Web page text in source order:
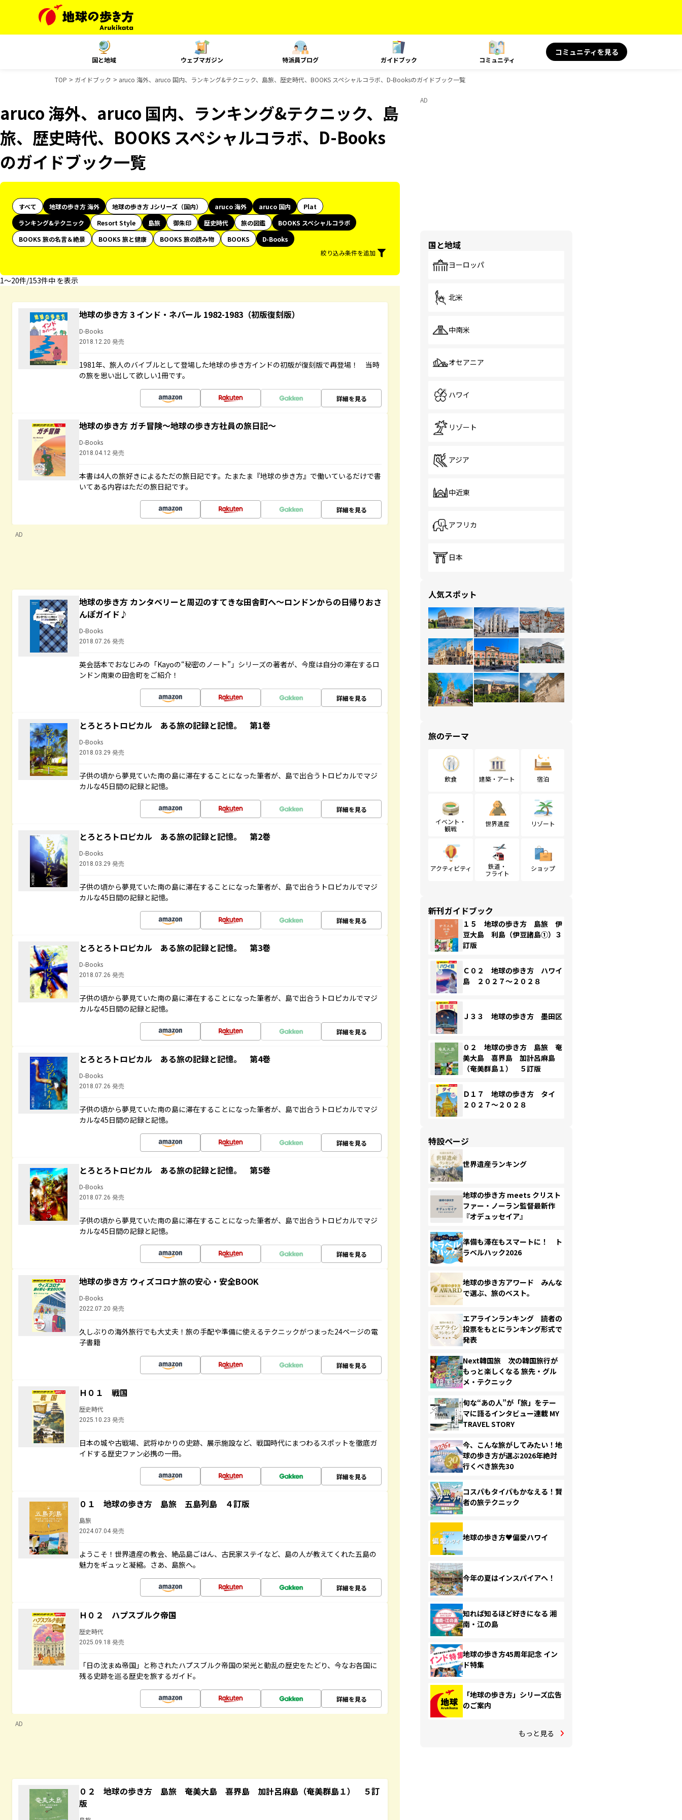
国と地域 ウェブマガジン 特派員ブログ ガイドブック コミュニティ
コミュニティを見る
TOP ガイドブック aruco 海外、aruco 国内、ランキング&テクニック、島旅、歴史時代、BOOKS スペシャルコラボ、D-Booksのガイドブック一覧
aruco 海外、aruco 国内、ランキング&テクニック、島
旅、歴史時代、BOOKS スペシャルコラボ、D-Books
のガイドブック一覧
すべて 地球の歩き方 海外 地球の歩き方 Jシリーズ（国内） aruco 海外 aruco 国内
Plat
ランキング&テクニック
Resort Style 島旅 御朱印 歴史時代 旅の図鑑
BOOKS スペシャルコラボ
BOOKS 旅の名言＆絶景
BOOKS 旅と健康 BOOKS 旅の読み物 BOOKS
D-Books
絞り込み条件を追加
1〜20件/153件中 を表示
地球の歩き方 3 インド・ネパール 1982-1983（初版復刻版）
D-Books
2018.12.20 発売
1981年、旅人のバイブルとして登場した地球の歩き方インドの初版が復刻版で再登場！ 当時
の旅を思い出して欲しい1冊です。
詳細を見る
地球の歩き方 ガチ冒険～地球の歩き方社員の旅日記～
D-Books
2018.04.12 発売
本書は4人の旅好きによるただの旅日記です。たまたま『地球の歩き方』で働いているだけで書
いてある内容はただの旅日記です。
詳細を見る
AD
地球の歩き方 カンタベリーと周辺のすてきな田舎町へ～ロンドンからの日帰りおさ
んぽガイド♪
D-Books
2018.07.26 発売
英会話本でおなじみの「Kayoの“秘密のノート”」シリーズの著者が、今度は自分の滞在するロ
ンドン南東の田舎町をご紹介！
詳細を見る
とろとろトロピカル ある旅の記録と記憶。 第1巻
D-Books
2018.03.29 発売
子供の頃から夢見ていた南の島に滞在することになった筆者が、島で出合うトロピカルでマジ
カルな45日間の記録と記憶。
詳細を見る
とろとろトロピカル ある旅の記録と記憶。 第2巻
D-Books
2018.03.29 発売
子供の頃から夢見ていた南の島に滞在することになった筆者が、島で出合うトロピカルでマジ
カルな45日間の記録と記憶。
詳細を見る
とろとろトロピカル ある旅の記録と記憶。 第3巻
D-Books
2018.07.26 発売
子供の頃から夢見ていた南の島に滞在することになった筆者が、島で出合うトロピカルでマジ
カルな45日間の記録と記憶。
詳細を見る
とろとろトロピカル ある旅の記録と記憶。 第4巻
D-Books
2018.07.26 発売
子供の頃から夢見ていた南の島に滞在することになった筆者が、島で出合うトロピカルでマジ
カルな45日間の記録と記憶。
詳細を見る
とろとろトロピカル ある旅の記録と記憶。 第5巻
D-Books
2018.07.26 発売
子供の頃から夢見ていた南の島に滞在することになった筆者が、島で出合うトロピカルでマジ
カルな45日間の記録と記憶。
詳細を見る
地球の歩き方 ウィズコロナ旅の安心・安全BOOK
D-Books
2022.07.20 発売
久しぶりの海外旅行でも大丈夫！旅の手配や準備に使えるテクニックがつまった24ページの電
子書籍
詳細を見る
Ｈ０１ 戦国
歴史時代
2025.10.23 発売
日本の城や古戦場、武将ゆかりの史跡、展示施設など、戦国時代にまつわるスポットを徹底ガ
イドする歴史ファン必携の一冊。
詳細を見る
０１ 地球の歩き方 島旅 五島列島 ４訂版
島旅
2024.07.04 発売
ようこそ！世界遺産の教会、絶品島ごはん、古民家ステイなど、島の人が教えてくれた五島の
魅力をギュッと凝縮。さあ、島旅へ。
詳細を見る
Ｈ０２ ハプスブルク帝国
歴史時代
2025.09.18 発売
「日の沈まぬ帝国」と称されたハプスブルク帝国の栄光と動乱の歴史をたどり、今なお各国に
残る史跡を巡る歴史を旅するガイド。
詳細を見る
AD
０２ 地球の歩き方 島旅 奄美大島 喜界島 加計呂麻島（奄美群島１） ５訂
版
AD
国と地域
ヨーロッパ
北米
中南米
オセアニア
ハワイ
リゾート
アジア
中近東
アフリカ
日本
人気スポット
旅のテーマ
飲食 建築・アート 宿泊
イベント・
観戦
世界遺産 リゾート
アクティビティ
鉄道・
フライト
ショップ
新刊ガイドブック
１５ 地球の歩き方 島旅 伊
豆大島 利島（伊豆諸島①）３
訂版
Ｃ０２ 地球の歩き方 ハワイ
島 ２０２７～２０２８
Ｊ３３ 地球の歩き方 墨田区
０２ 地球の歩き方 島旅 奄
美大島 喜界島 加計呂麻島
（奄美群島１） ５訂版
Ｄ１７ 地球の歩き方 タイ
２０２７～２０２８
特設ページ
世界遺産ランキング
地球の歩き方 meets クリスト
ファー・ノーラン監督最新作
『オデュッセイア』
準備も滞在もスマートに！ ト
ラベルハック2026
地球の歩き方アワード みんな
で選ぶ、旅のベスト。
エアラインランキング 読者の
投票をもとにランキング形式で
発表
Next韓国旅 次の韓国旅行が
もっと楽しくなる 旅先・グル
メ・テクニック
旬な“あの人”が「旅」をテー
マに語るインタビュー連載 MY
TRAVEL STORY
今、こんな旅がしてみたい！地
球の歩き方が選ぶ2026年絶対
行くべき旅先30
コスパもタイパもかなえる！賢
者の旅テクニック
地球の歩き方♥偏愛ハワイ
今年の夏はインスパイアへ！
知れば知るほど好きになる 湘
南・江の島
地球の歩き方45周年記念 イン
ド特集
「地球の歩き方」シリーズ広告
のご案内
もっと見る